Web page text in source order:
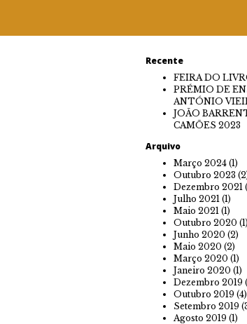
Recente
FEIRA DO
PRÉMIO DE
ANTÓNIO
JOÃO
CAMÕES 2023
Arquivo
Março 2024 (1)
Outubro 2023
Dezembro 2021
Julho 2021 (1)
Maio 2021 (1)
Outubro 2020 (1)
Junho 2020 (2)
Maio 2020 (2)
Março 2020 (1)
Janeiro 2020 (1)
Dezembro 2019
Outubro 2019 (4)
Setembro 2019
Agosto 2019 (1)